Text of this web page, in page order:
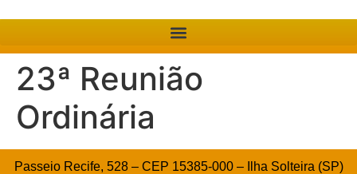
23ª Reunião
Ordinária
Passeio Recife, 528 – CEP 15385-000 – Ilha Solteira (SP)